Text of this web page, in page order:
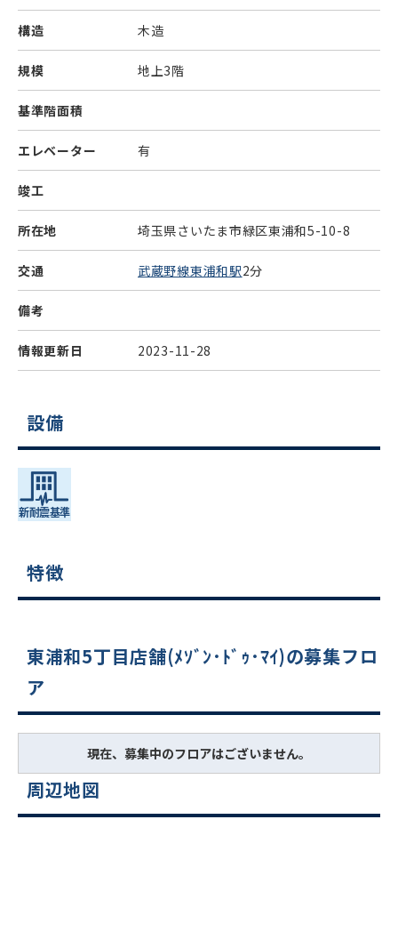
構造 木造
規模 地上3階
基準階面積
エレベーター 有
竣工
所在地 埼玉県さいたま市緑区東浦和5-10-8
交通 武蔵野線東浦和駅2分
備考
情報更新日 2023-11-28
設備
特徴
東浦和5丁目店舗(ﾒｿﾞﾝ･ﾄﾞｩ･ﾏｲ)の募集フロ
ア
現在、募集中のフロアはございません。
周辺地図